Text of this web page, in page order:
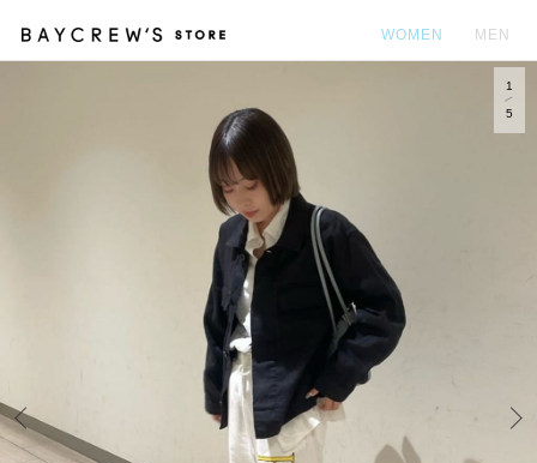
WOMEN MEN
1
5